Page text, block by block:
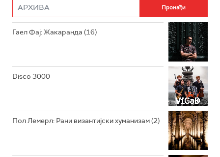
РАДИО РОКЕНРОЛЕР
Гаел Фај: Жакаранда (16)
Disco 3000
Пол Лемерл: Рани византијски хуманизам (2)